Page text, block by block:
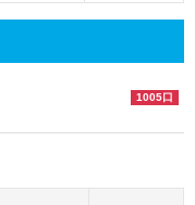
1005口